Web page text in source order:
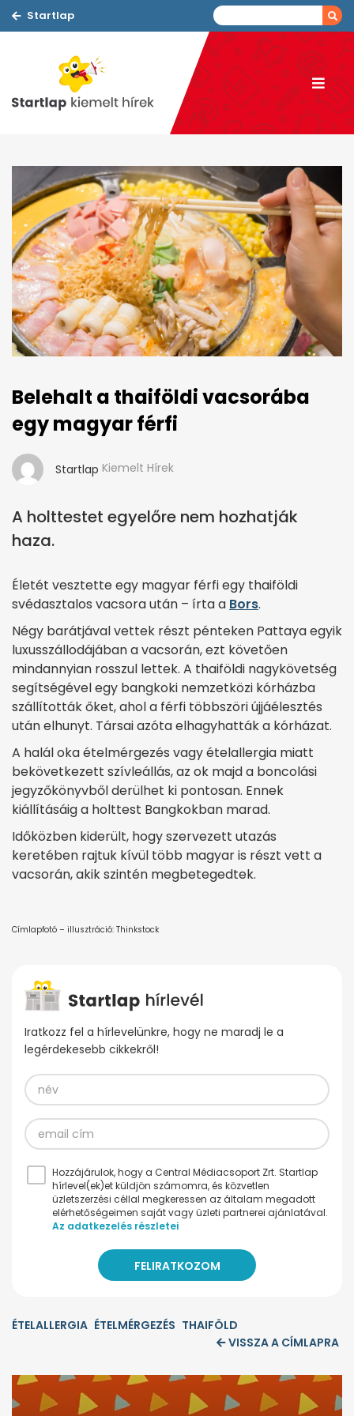
Startlap
Belehalt a thaiföldi vacsorába
egy magyar férfi
Startlap Kiemelt Hírek
A holttestet egyelőre nem hozhatják
haza.
Életét vesztette egy magyar férfi egy thaiföldi
svédasztalos vacsora után – írta a Bors.
Négy barátjával vettek részt pénteken Pattaya egyik
luxusszállodájában a vacsorán, ezt követően
mindannyian rosszul lettek. A thaiföldi nagykövetség
segítségével egy bangkoki nemzetközi kórházba
szállították őket, ahol a férfi többszöri újjáélesztés
után elhunyt. Társai azóta elhagyhatták a kórházat.
A halál oka ételmérgezés vagy ételallergia miatt
bekövetkezett szívleállás, az ok majd a boncolási
jegyzőkönyvből derülhet ki pontosan. Ennek
kiállításáig a holttest Bangkokban marad.
Időközben kiderült, hogy szervezett utazás
keretében rajtuk kívül több magyar is részt vett a
vacsorán, akik szintén megbetegedtek.
Címlapfotó – illusztráció: Thinkstock
Iratkozz fel a hírlevelünkre, hogy ne maradj le a
legérdekesebb cikkekről!
Hozzájárulok, hogy a Central Médiacsoport Zrt. Startlap
hírlevel(ek)et küldjön számomra, és közvetlen
üzletszerzési céllal megkeressen az általam megadott
elérhetőségeimen saját vagy üzleti partnerei ajánlatával.
Az adatkezelés részletei
ÉTELALLERGIA ÉTELMÉRGEZÉS THAIFÖLD
VISSZA A CÍMLAPRA